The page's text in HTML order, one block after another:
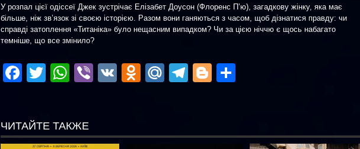
У розпал цієї одіссеї Джек зустрічає Елізабет Доусон (Флоренс П’ю), загадкову жінку, яка має
більше, ніж зв’язок зі своєю історією. Разом вони ганяються з часом, щоб дізнатися правду: чи
справді затоплення «Титаніка» було нещасним випадком? Чи за цією ніччю є щось набагато
темніше, що все змінило?
Facebook
TwitterWhatsApp
Viber
VK Odnoklassniki
Mail.Ru
Telegram
Blogger
ЧИТАЙТЕ ТАКЖЕ